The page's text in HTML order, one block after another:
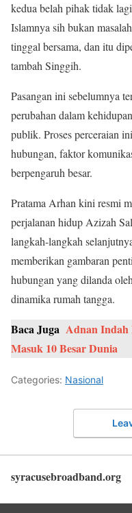
kedua belah pihak tidak
Islamnya sih bukan
tinggal bersama, dan itu
tambah Singgih.
Pasangan ini sebelumnya
perubahan dalam
publik. Proses perceraian
hubungan, faktor
berpengaruh besar.
Pratama Arhan kini resmi
perjalanan hidup Azizah
langkah-langkah
memberikan gambaran
hubungan yang dilanda
dinamika rumah tangga.
Baca Juga Adnan Indah
Masuk 10 Besar Dunia
Categories: Nasional
syracusebroadband.org